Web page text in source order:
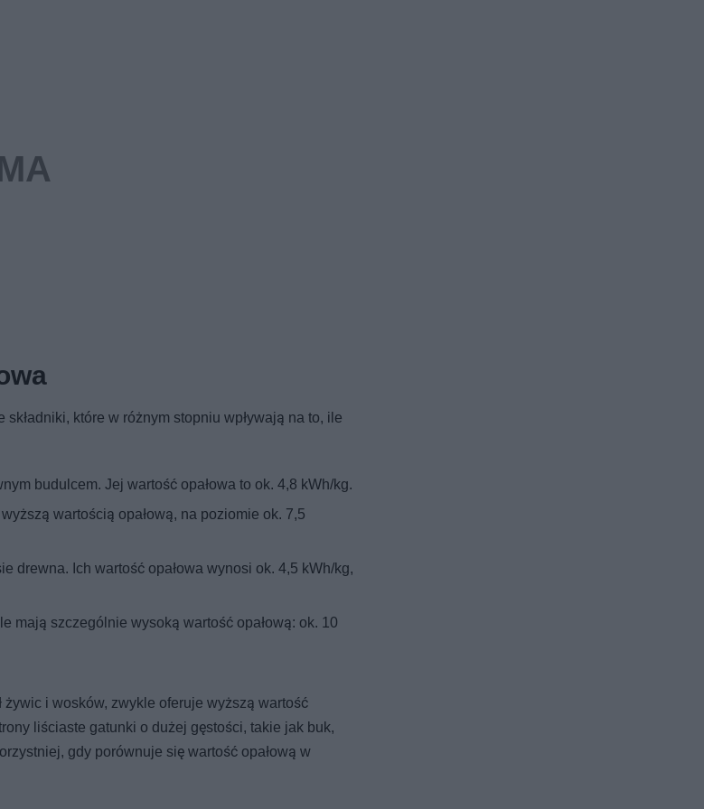
które w różnym stopniu wpływają na to, ile
budulcem. Jej wartość opałowa to ok. 4,8 kWh/kg.
wartością opałową, na poziomie ok. 7,5
drewna. Ich wartość opałowa wynosi ok. 4,5 kWh/kg,
mają szczególnie wysoką wartość opałową: ok. 10
i wosków, zwykle oferuje wyższą wartość
liściaste gatunki o dużej gęstości, takie jak buk,
gdy porównuje się wartość opałową w